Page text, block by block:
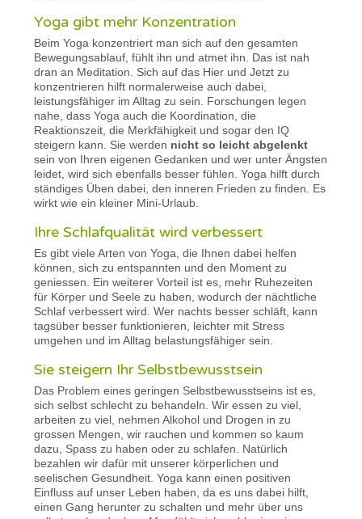
Yoga gibt mehr Konzentration
Beim Yoga konzentriert man sich auf den gesamten
Bewegungsablauf, fühlt ihn und atmet ihn. Das ist nah
dran an Meditation. Sich auf das Hier und Jetzt zu
konzentrieren hilft normalerweise auch dabei,
leistungsfähiger im Alltag zu sein. Forschungen legen
nahe, dass Yoga auch die Koordination, die
Reaktionszeit, die Merkfähigkeit und sogar den IQ
steigern kann. Sie werden nicht so leicht abgelenkt
sein von Ihren eigenen Gedanken und wer unter Ängsten
leidet, wird sich ebenfalls besser fühlen. Yoga hilft durch
ständiges Üben dabei, den inneren Frieden zu finden. Es
wirkt wie ein kleiner Mini-Urlaub.
Ihre Schlafqualität wird verbessert
Es gibt viele Arten von Yoga, die Ihnen dabei helfen
können, sich zu entspannten und den Moment zu
geniessen. Ein weiterer Vorteil ist es, mehr Ruhezeiten
für Körper und Seele zu haben, wodurch der nächtliche
Schlaf verbessert wird. Wer nachts besser schläft, kann
tagsüber besser funktionieren, leichter mit Stress
umgehen und im Alltag belastungsfähiger sein.
Sie steigern Ihr Selbstbewusstsein
Das Problem eines geringen Selbstbewusstseins ist es,
sich selbst schlecht zu behandeln. Wir essen zu viel,
arbeiten zu viel, nehmen Alkohol und Drogen in zu
grossen Mengen, wir rauchen und kommen so kaum
dazu, Spass zu haben oder zu schlafen. Natürlich
bezahlen wir dafür mit unserer körperlichen und
seelischen Gesundheit. Yoga kann einen positiven
Einfluss auf unser Leben haben, da es uns dabei hilft,
einen Gang herunter zu schalten und mehr über uns